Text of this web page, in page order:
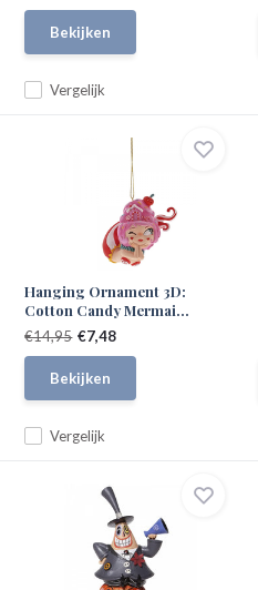
Vergelijk
Bekijken
Hanging Ornament 3D:
Cotton Candy Mermai...
Vergelijk
€14,95 €7,48
Bekijken